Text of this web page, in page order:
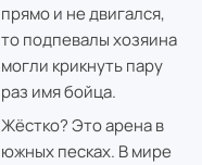
прямо и не двигался,
то подпевалы хозяина
могли крикнуть пару
раз имя бойца.
Жёстко? Это арена в
южных песках. В мире